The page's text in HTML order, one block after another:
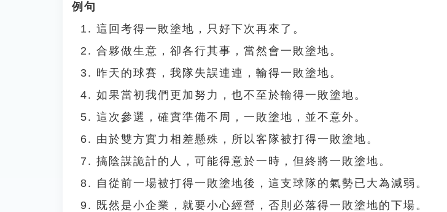
例句
這回考得一敗塗地，只好下次再來了。
合夥做生意，卻各行其事，當然會一敗塗地。
昨天的球賽，我隊失誤連連，輸得一敗塗地。
如果當初我們更加努力，也不至於輸得一敗塗地。
這次參選，確實準備不周，一敗塗地，並不意外。
由於雙方實力相差懸殊，所以客隊被打得一敗塗地。
搞陰謀詭計的人，可能得意於一時，但終將一敗塗地。
自從前一場被打得一敗塗地後，這支球隊的氣勢已大為減弱。
既然是小企業，就要小心經營，否則必落得一敗塗地的下場。